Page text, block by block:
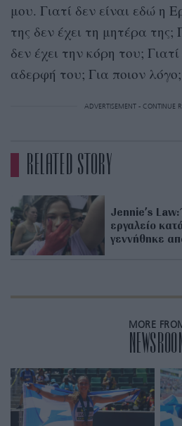
μου. Γιατί δεν είναι εδώ η
της δεν έχει τη μητέρα της;
δεν έχει την κόρη του;
αδερφή του; Για ποιον
ADVERTISEMENT - CONTINUE
RELATED STORY
Jennie’s
εργαλείο
γεννήθηκε
MORE